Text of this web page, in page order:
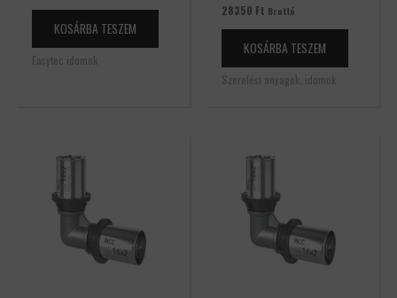
KOSÁRBA TESZEM
Easytec idomok
28350 Ft Bruttó
KOSÁRBA TESZEM
Szerelési anyagok, idomok